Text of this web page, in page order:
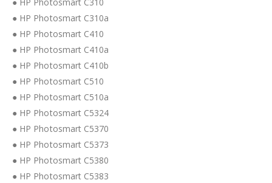
● HP Photosmart C310a
● HP Photosmart C410
● HP Photosmart C410a
● HP Photosmart C410b
● HP Photosmart C510
● HP Photosmart C510a
● HP Photosmart C5324
● HP Photosmart C5370
● HP Photosmart C5373
● HP Photosmart C5380
● HP Photosmart C5383